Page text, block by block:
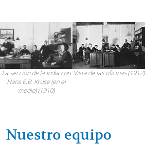
La sección de la India con
Hans E.B. Kruse (en el
medio) (1910)
Vista de las oficinas (1912)
Nuestro equipo